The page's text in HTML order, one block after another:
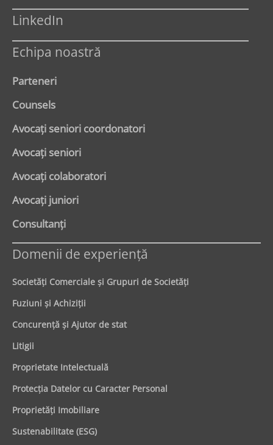
LinkedIn
Echipa noastră
Parteneri
Counsels
Avocaţi seniori coordonatori
Avocaţi seniori
Avocaţi colaboratori
Avocaţi juniori
Consultanți
Domenii de experienţă
Societăţi Comerciale şi Grupuri de Societăţi
Fuziuni şi Achiziţii
Concurenţă şi Ajutor de stat
Litigii
Proprietate Intelectuală
Protecţia Datelor cu Caracter Personal
Proprietăţi Imobiliare
Sustenabilitate (ESG)